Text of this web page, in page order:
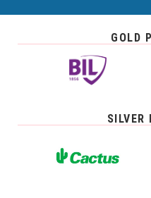
GOLD
SILVER